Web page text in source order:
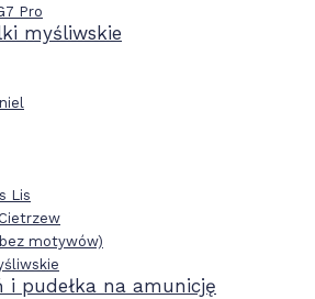
Pro
myśliwskie
Lis
motywów)
i pudełka na amunicję